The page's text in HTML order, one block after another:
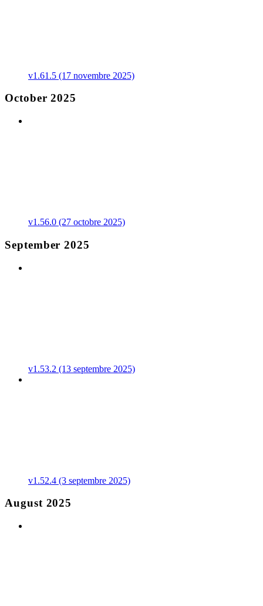
v1.61.5 (17 novembre 2025)
October 2025
v1.56.0 (27 octobre 2025)
September 2025
v1.53.2 (13 septembre 2025)
v1.52.4 (3 septembre 2025)
August 2025